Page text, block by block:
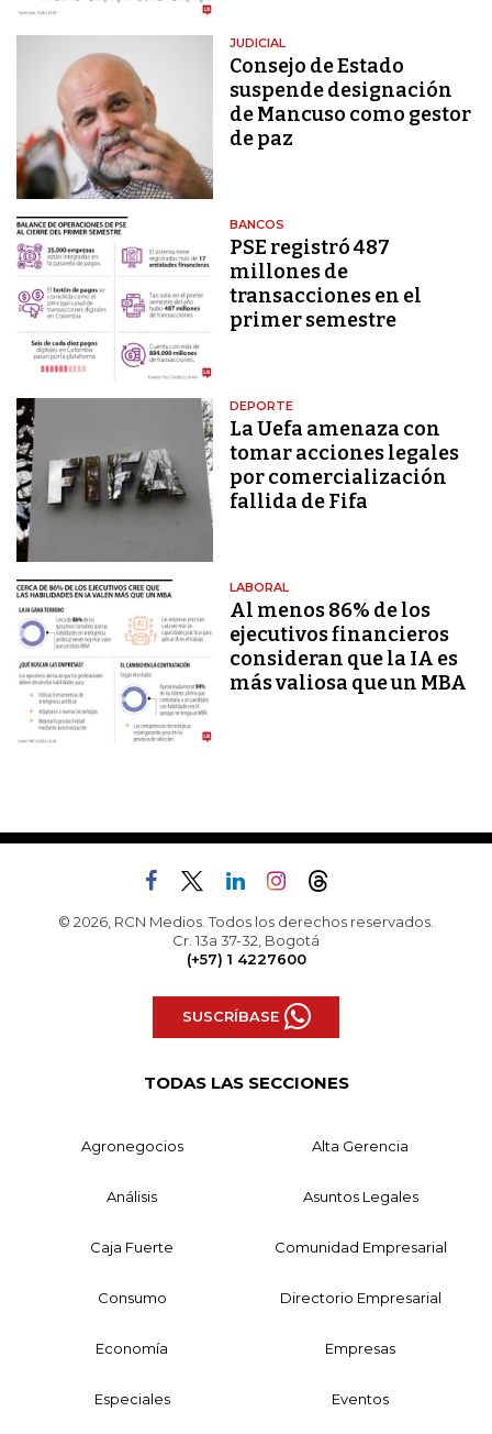
JUDICIAL
Consejo de Estado
suspende designación
de Mancuso como gestor
de paz
BANCOS
PSE registró 487
millones de
transacciones en el
primer semestre
DEPORTE
La Uefa amenaza con
tomar acciones legales
por comercialización
fallida de Fifa
LABORAL
Al menos 86% de los
ejecutivos financieros
consideran que la IA es
más valiosa que un MBA
© 2026, RCN Medios. Todos los derechos reservados.
Cr. 13a 37-32, Bogotá
(+57) 1 4227600
SUSCRÍBASE
TODAS LAS SECCIONES
Agronegocios Alta Gerencia
Análisis Asuntos Legales
Caja Fuerte Comunidad Empresarial
Consumo Directorio Empresarial
Economía Empresas
Especiales Eventos